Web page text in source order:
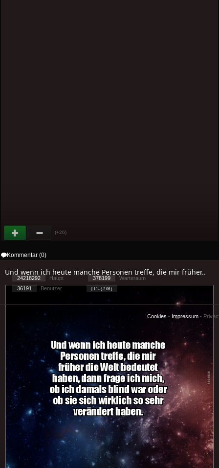
(+26)
Kommentar (0)
Und wenn ich heute manche Personen treffe, die mir früher..
24218292 Haupt 378199
Warteraum
36191
Benutzer [ 1 ] - ( 2.06 )
Cookies - Impressum -